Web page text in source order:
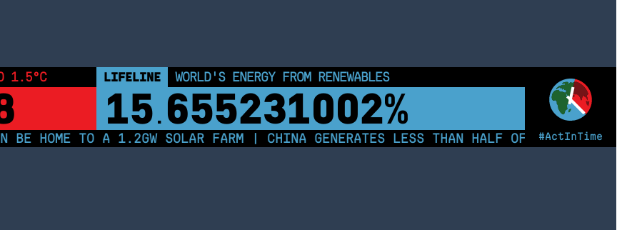
#ActInTime
1.5°C LIFELINE WORLD'S ENERGY FROM RENEWABLES
15 . 655231007%
HOME TO A 1.2GW SOLAR FARM | CHINA GENERATES LESS THAN HALF OF ITS